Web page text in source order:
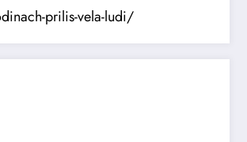
prilis-vela-ludi/